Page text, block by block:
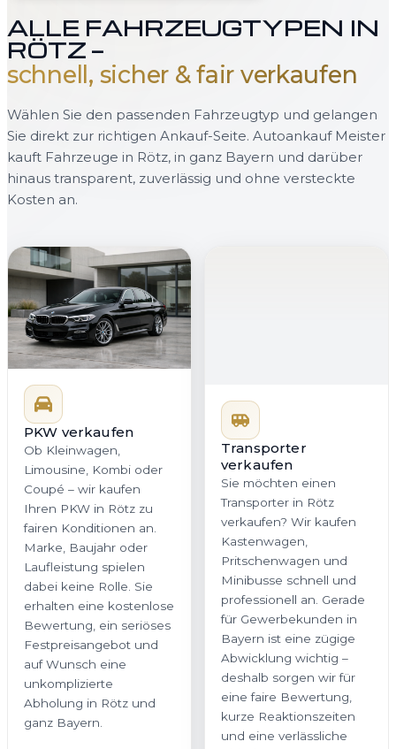
ALLE FAHRZEUGTYPEN IN
RÖTZ —
schnell, sicher & fair verkaufen
Wählen Sie den passenden Fahrzeugtyp und gelangen
Sie direkt zur richtigen Ankauf-Seite. Autoankauf Meister
kauft Fahrzeuge in Rötz, in ganz Bayern und darüber
hinaus transparent, zuverlässig und ohne versteckte
Kosten an.
PKW verkaufen
Ob Kleinwagen,
Limousine, Kombi oder
Coupé – wir kaufen
Ihren PKW in Rötz zu
fairen Konditionen an.
Marke, Baujahr oder
Laufleistung spielen
dabei keine Rolle. Sie
erhalten eine kostenlose
Bewertung, ein seriöses
Festpreisangebot und
auf Wunsch eine
unkomplizierte
Abholung in Rötz und
ganz Bayern.
Transporter
verkaufen
Sie möchten einen
Transporter in Rötz
verkaufen? Wir kaufen
Kastenwagen,
Pritschenwagen und
Minibusse schnell und
professionell an. Gerade
für Gewerbekunden in
Bayern ist eine zügige
Abwicklung wichtig –
deshalb sorgen wir für
eine faire Bewertung,
kurze Reaktionszeiten
und eine verlässliche
Abholung.